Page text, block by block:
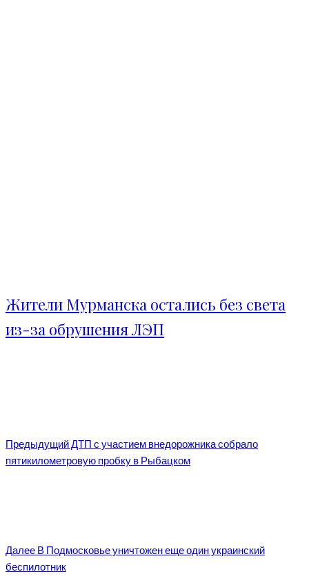
Жители Мурманска остались без света
из-за обрушения ЛЭП
ПредыдущийДТП с участием внедорожника собрало
пятикилометровую пробку в Рыбацком
Далее В Подмосковье уничтожен еще один украинский
беспилотник